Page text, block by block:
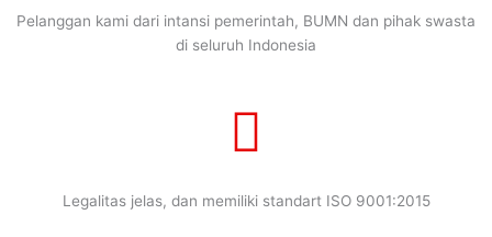
Pelanggan kami dari intansi pemerintah, BUMN dan pihak swasta
di seluruh Indonesia
Legalitas jelas, dan memiliki standart ISO 9001:2015